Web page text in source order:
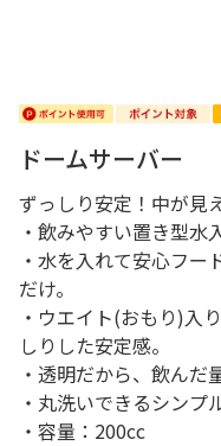
ドームサーバー
ずっしり安定！中が見
・飲みやすい置き型水
・水を入れて安心フ
だけ。
・ウエイト(おもり)入
しりした安定感。
・透明だから、飲んだ
・丸洗いできるシンプ
・容量：200cc